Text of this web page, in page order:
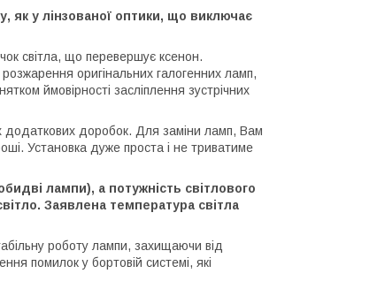
як у лінзованої оптики, що виключає
світла, що перевершує ксенон.
оригінальних галогенних ламп,
ймовірності засліплення зустрічних
додаткових доробок. Для заміни ламп, Вам
Установка дуже проста і не триватиме
лампи), а потужність світлового
Заявлена ​​температура світла
роботу лампи, захищаючи від
помилок у бортовій системі, які